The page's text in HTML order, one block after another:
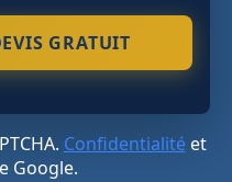
Confidentialitéet
Google.